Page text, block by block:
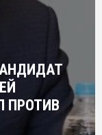
ПРОТИВ